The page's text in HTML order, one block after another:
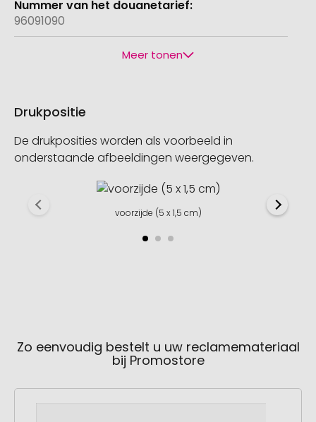
96091090
Meer tonen
Drukpositie
De drukposities worden als voorbeeld in
onderstaande afbeeldingen weergegeven.
voorzijde (5 x 1,5 cm)
Zo eenvoudig bestelt u uw reclamemateriaal
bij Promostore